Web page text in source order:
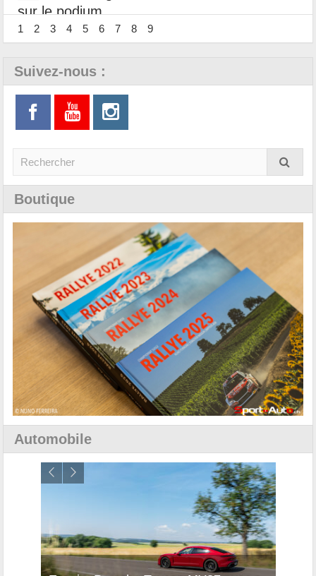
1 2 3 4 5 6 7 8 9
Suivez-nous :
Boutique
Automobile